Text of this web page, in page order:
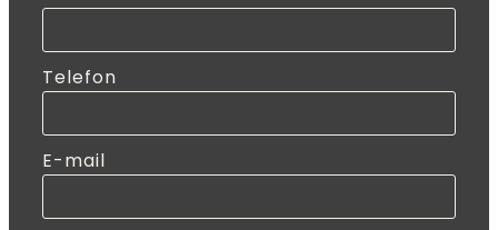
Telefon
E-mail